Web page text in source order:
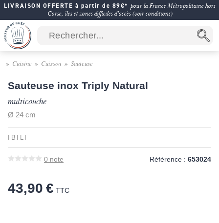
LIVRAISON OFFERTE à partir de 89€* pour la France Métropolitaine hors
Corse, îles et zones difficiles d'accès (voir conditions)
Cuisine Cuisson Sauteuse
Sauteuse inox Triply Natural
multicouche
Ø 24 cm
IBILI
0 note Référence : 653024
43,90 € TTC